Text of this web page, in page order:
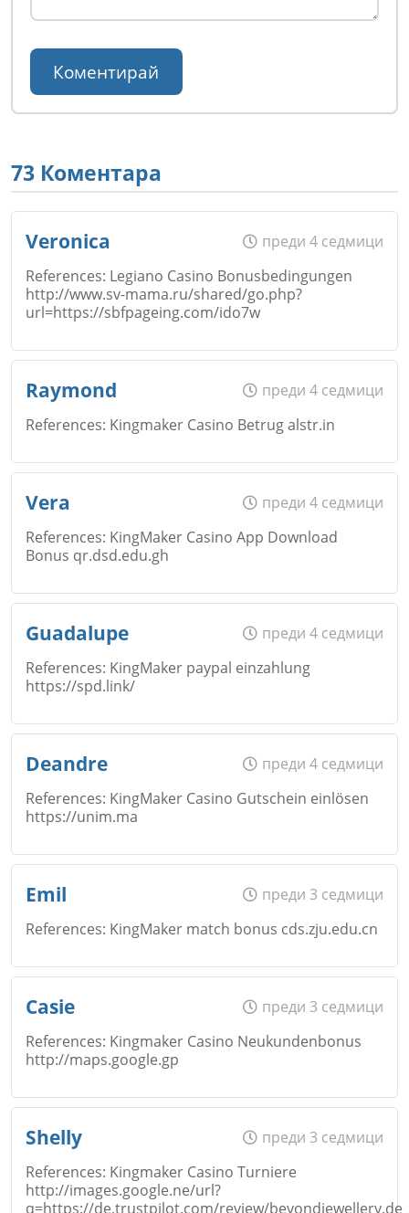
73 Коментара
Veronica
преди 4 седмици
References: Legiano Casino Bonusbedingungen
http://www.sv-mama.ru/shared/go.php?
url=https://sbfpageing.com/ido7w
Email
Raymond
преди 4 седмици
References: Kingmaker Casino Betrug alstr.in
Email
Коментар*
Откажи
Vera
преди 4 седмици
References: KingMaker Casino App Download
Bonus qr.dsd.edu.gh
Email
Коментар*
Откажи
Guadalupe
преди 4 седмици
References: KingMaker paypal einzahlung
https://spd.link/
Email
Deandre
преди 4 седмици
References: KingMaker Casino Gutschein einlösen
https://unim.ma
Email
Emil
преди 3 седмици
References: KingMaker match bonus cds.zju.edu.cn
Email
Коментар*
Casie
преди 3 седмици
References: Kingmaker Casino Neukundenbonus
http://maps.google.gp
Shelly
преди 3 седмици
References: Kingmaker Casino Turniere
http://images.google.ne/url?
q=https://de.trustpilot.com/review/beyondjewellery.de